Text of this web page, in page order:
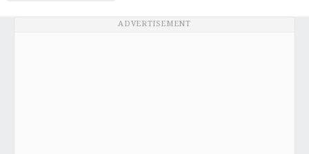
ADVERTISEMENT